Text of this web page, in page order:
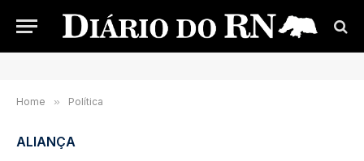
Home » Política
ALIANÇA